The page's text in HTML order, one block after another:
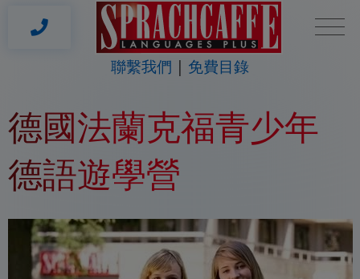
聯繫我們 免費目錄
德國法蘭克福青少年
德語遊學營